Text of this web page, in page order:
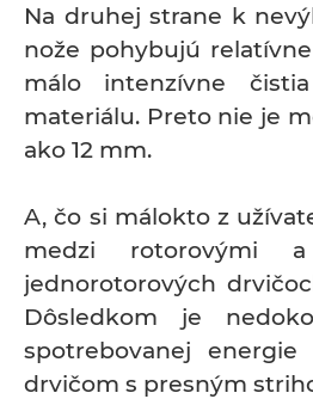
Na druhej strane k
nože pohybujú
málo intenzívne
materiálu. Preto nie je
ako 12 mm.
A, čo si málokto z
medzi rotorovými
jednorotorových
Dôsledkom je
spotrebovanej
drvičom s presným